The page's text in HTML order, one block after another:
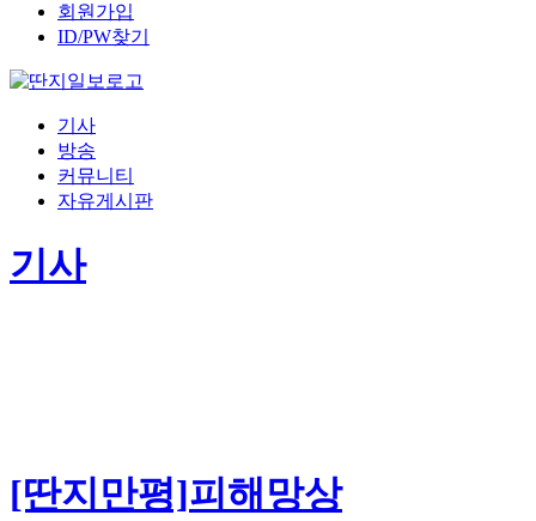
회원가입
ID/PW찾기
기사
방송
커뮤니티
자유게시판
기사
[딴지만평]피해망상